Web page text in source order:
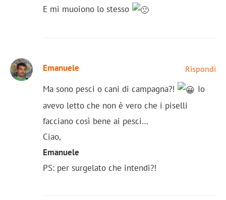
E mi muoiono lo stesso
Emanuele Rispondi
Ma sono pesci o cani di campagna?!
Io
avevo letto che non è vero che i piselli
facciano così bene ai pesci…
Ciao,
Emanuele
PS: per surgelato che intendi?!